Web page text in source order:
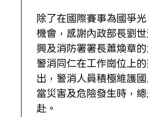
除了在國際賽事為國爭
機會，感謝內政部長劉
興及消防署署長蕭煥章
警消同仁在工作崗位上
出，警消人員積極維護
當災害及危險發生時，
赴。